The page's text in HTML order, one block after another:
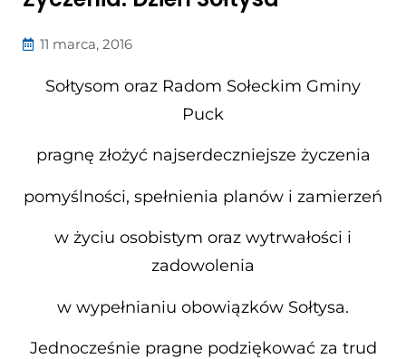
11 marca, 2016
Sołtysom oraz Radom Sołeckim Gminy
Puck
pragnę złożyć najserdeczniejsze życzenia
pomyślności, spełnienia planów i zamierzeń
w życiu osobistym oraz wytrwałości i
zadowolenia
w wypełnianiu obowiązków Sołtysa.
Jednocześnie pragne podziękować za trud